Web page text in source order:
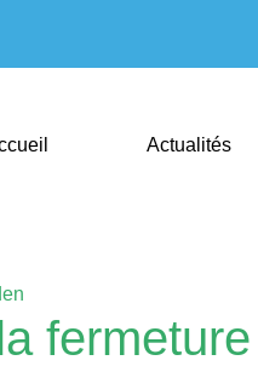
Actualités